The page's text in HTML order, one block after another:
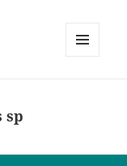
sp